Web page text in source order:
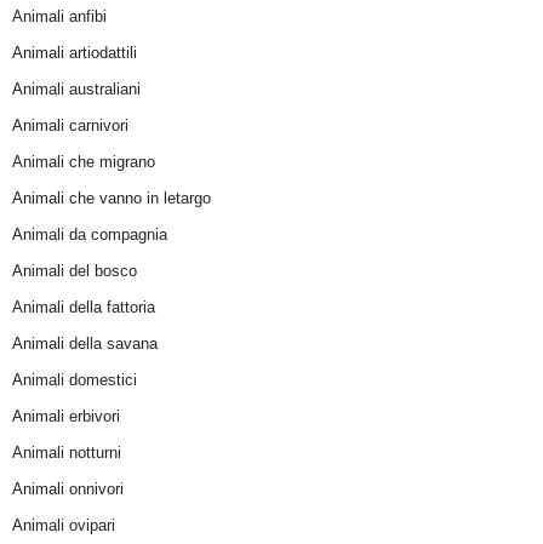
Animali anfibi
Animali artiodattili
Animali australiani
Animali carnivori
Animali che migrano
Animali che vanno in letargo
Animali da compagnia
Animali del bosco
Animali della fattoria
Animali della savana
Animali domestici
Animali erbivori
Animali notturni
Animali onnivori
Animali ovipari